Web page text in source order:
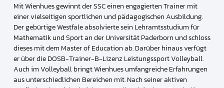
Mit Wienhues gewinnt der SSC einen engagierten Trainer mit
einer vielseitigen sportlichen und pädagogischen Ausbildung.
Der gebürtige Westfale absolvierte sein Lehramtsstudium für
Mathematik und Sport an der Universität Paderborn und schloss
dieses mit dem Master of Education ab. Darüber hinaus verfügt
er über die DOSB-Trainer-B-Lizenz Leistungssport Volleyball.
Auch im Volleyball bringt Wienhues umfangreiche Erfahrungen
aus unterschiedlichen Bereichen mit. Nach seiner aktiven